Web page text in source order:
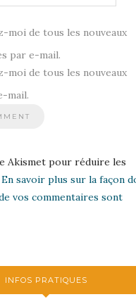
moi de tous les nouveaux
par e-mail.
moi de tous les nouveaux
mail.
Akismet pour réduire les
En savoir plus sur la façon
vos commentaires sont
INFOS PRATIQUES